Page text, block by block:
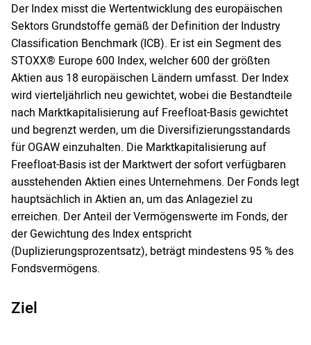
Der Index misst die Wertentwicklung des europäischen
Sektors Grundstoffe gemäß der Definition der Industry
Classification Benchmark (ICB). Er ist ein Segment des
STOXX® Europe 600 Index, welcher 600 der größten
Aktien aus 18 europäischen Ländern umfasst. Der Index
wird vierteljährlich neu gewichtet, wobei die Bestandteile
nach Marktkapitalisierung auf Freefloat-Basis gewichtet
und begrenzt werden, um die Diversifizierungsstandards
für OGAW einzuhalten. Die Marktkapitalisierung auf
Freefloat-Basis ist der Marktwert der sofort verfügbaren
ausstehenden Aktien eines Unternehmens. Der Fonds legt
hauptsächlich in Aktien an, um das Anlageziel zu
erreichen. Der Anteil der Vermögenswerte im Fonds, der
der Gewichtung des Index entspricht
(Duplizierungsprozentsatz), beträgt mindestens 95 % des
Fondsvermögens.
Ziel